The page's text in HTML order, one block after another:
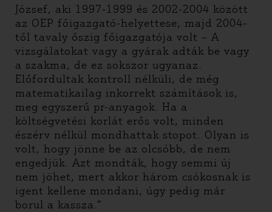
József, aki 1997-1999 és 2002-2004 között
az OEP főigazgató-helyettese, majd 2004-
től tavaly őszig főigazgatója volt – A
vizsgálatokat vagy a gyárak adták be vagy
a szakma, de ez sokszor ugyanaz.
Előfordultak kontroll nélküli, de még
matematikailag inkorrekt számítások is,
meg egyszerű pr-anyagok. Ha a
költségvetési korlát erős volt, minden
észérv nélkül mondhattak stopot. Olyan is
volt, hogy jönne be az olcsóbb, de nem
engedjük. Azt mondták, hogy semmi új
nem jöhet, mert akkor három csókosnak is
igent kellene mondani, úgy pedig már
borul a kassza.”